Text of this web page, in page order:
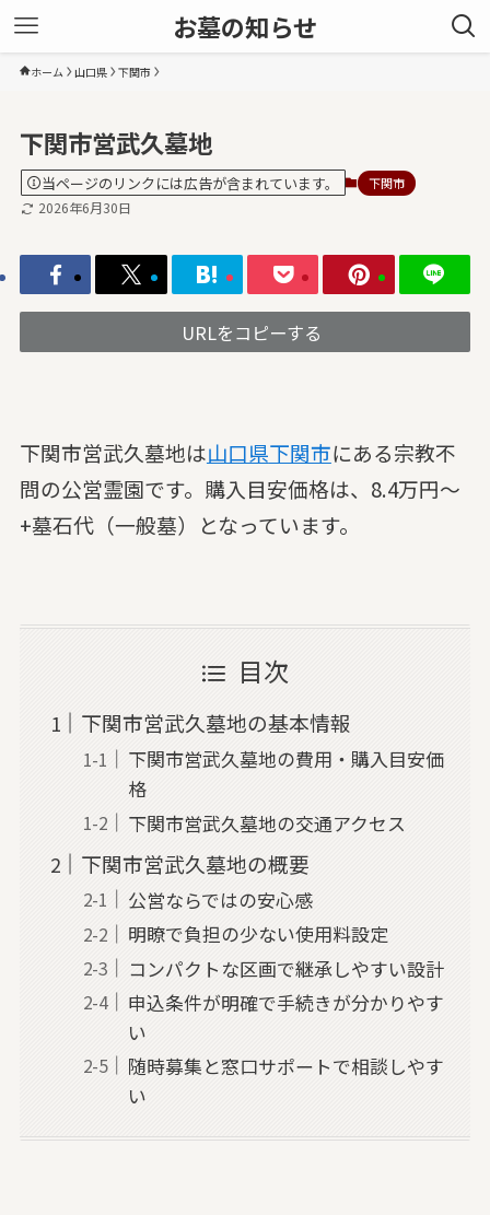
お墓の知らせ
ホーム 山口県 下関市
下関市営武久墓地
当ページのリンクには広告が含まれています。 下関市
2026年6月30日
URLをコピーする
下関市営武久墓地は山口県下関市にある宗教不
問の公営霊園です。購入目安価格は、8.4万円～
+墓石代（一般墓）となっています。
目次
下関市営武久墓地の基本情報
下関市営武久墓地の費用・購入目安価
格
下関市営武久墓地の交通アクセス
下関市営武久墓地の概要
公営ならではの安心感
明瞭で負担の少ない使用料設定
コンパクトな区画で継承しやすい設計
申込条件が明確で手続きが分かりやす
い
随時募集と窓口サポートで相談しやす
い